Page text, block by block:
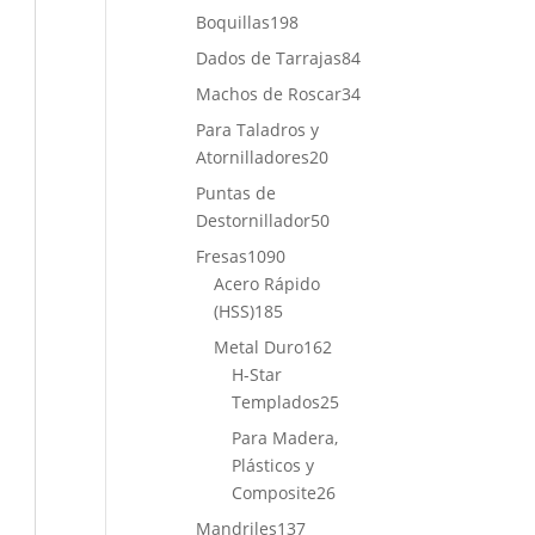
Boquillas198198
productos
Dados de Tarrajas8484
Machos de Roscar3434
Para Taladros y
Atornilladores2020
Puntas de
Destornillador5050
Fresas10901090
productos
Acero Rápido
(HSS)185
productos
Metal Duro162
H-Star
Templados25
Para Madera,
Plásticos y
Composite2626
Mandriles137137